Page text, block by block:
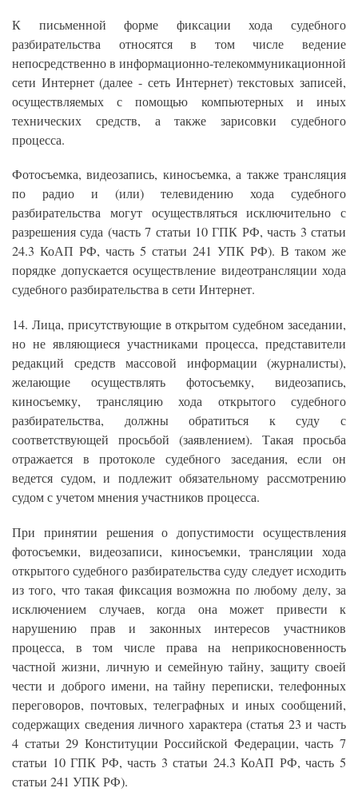
К письменной форме фиксации хода судебного
разбирательства относятся в том числе ведение
непосредственно в информационно-телекоммуникационной
сети Интернет (далее - сеть Интернет) текстовых записей,
осуществляемых с помощью компьютерных и иных
технических средств, а также зарисовки судебного
процесса.
Фотосъемка, видеозапись, киносъемка, а также трансляция
по радио и (или) телевидению хода судебного
разбирательства могут осуществляться исключительно с
разрешения суда (часть 7 статьи 10 ГПК РФ, часть 3 статьи
24.3 КоАП РФ, часть 5 статьи 241 УПК РФ). В таком же
порядке допускается осуществление видеотрансляции хода
судебного разбирательства в сети Интернет.
14. Лица, присутствующие в открытом судебном заседании,
но не являющиеся участниками процесса, представители
редакций средств массовой информации (журналисты),
желающие осуществлять фотосъемку, видеозапись,
киносъемку, трансляцию хода открытого судебного
разбирательства, должны обратиться к суду с
соответствующей просьбой (заявлением). Такая просьба
отражается в протоколе судебного заседания, если он
ведется судом, и подлежит обязательному рассмотрению
судом с учетом мнения участников процесса.
При принятии решения о допустимости осуществления
фотосъемки, видеозаписи, киносъемки, трансляции хода
открытого судебного разбирательства суду следует исходить
из того, что такая фиксация возможна по любому делу, за
исключением случаев, когда она может привести к
нарушению прав и законных интересов участников
процесса, в том числе права на неприкосновенность
частной жизни, личную и семейную тайну, защиту своей
чести и доброго имени, на тайну переписки, телефонных
переговоров, почтовых, телеграфных и иных сообщений,
содержащих сведения личного характера (статья 23 и часть
4 статьи 29 Конституции Российской Федерации, часть 7
статьи 10 ГПК РФ, часть 3 статьи 24.3 КоАП РФ, часть 5
статьи 241 УПК РФ).